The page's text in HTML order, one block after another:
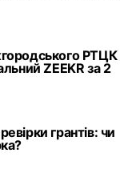
РТЦК
ZEEKR за 2
грантів: чи